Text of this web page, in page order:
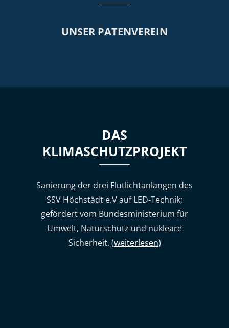
UNSER PATENVEREIN
DAS
KLIMASCHUTZPROJEKT
Sanierung der drei Flutlichtanlangen des
SSV Höchstädt e.V auf LED-Technik;
gefördert vom Bundesministerium für
Umwelt, Naturschutz und nukleare
Sicherheit. (weiterlesen)